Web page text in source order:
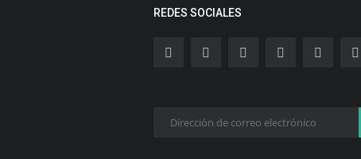
REDES SOCIALES